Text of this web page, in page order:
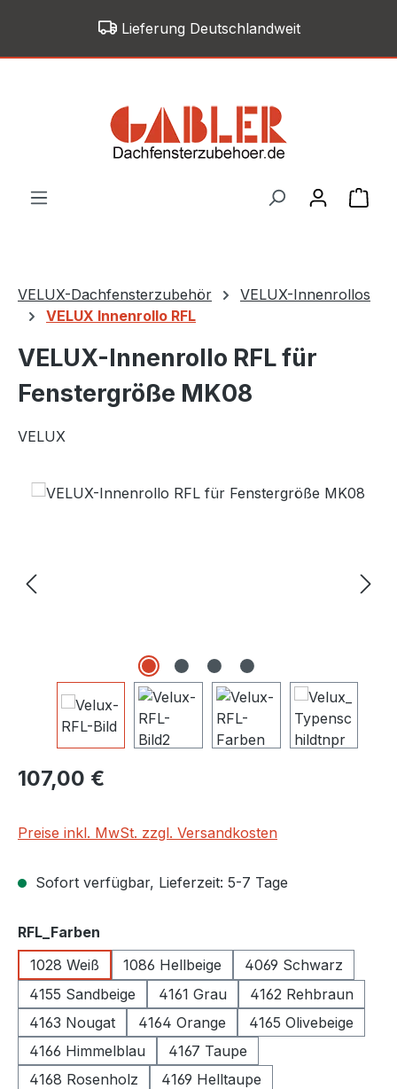
Zum Hauptinhalt springenLieferung Deutschlandweit
VELUX-Dachfensterzubehör
VELUX-Innenrollos
VELUX Innenrollo RFL
VELUX-Innenrollo RFL für
Fenstergröße MK08
VELUX
Bildergalerie überspringen
Regulärer Preis:
107,00 €
Preise inkl. MwSt. zzgl. Versandkosten
Sofort verfügbar, Lieferzeit: 5-7 Tage
RFL_Farben
1028 Weiß
1086 Hellbeige
4069 Schwarz
4155 Sandbeige
4161 Grau
4162 Rehbraun
4163 Nougat
4164 Orange
4165 Olivebeige
4166 Himmelblau
4167 Taupe
4168 Rosenholz
4169 Helltaupe